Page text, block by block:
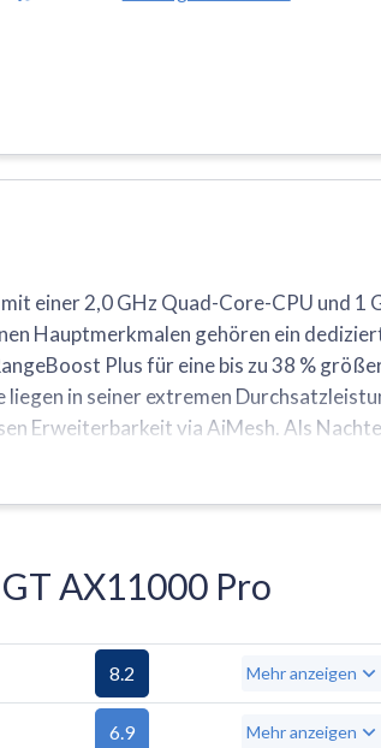
einer 2,0 GHz Quad-Core-CPU und 1
Hauptmerkmalen gehören ein
Plus für eine bis zu 38 %
in seiner extremen
Erweiterbarkeit via AiMesh. Als
des neueren Wi-Fi 6E-Standards (6-
AX11000 Pro
8.2 Mehr anzeigen
6.9 Mehr anzeigen